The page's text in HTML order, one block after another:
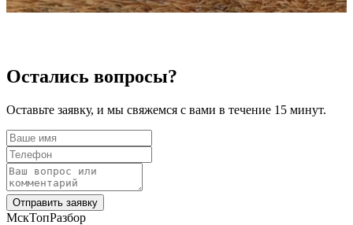
Остались вопросы?
Оставьте заявку, и мы свяжемся с вами в течение 15 минут.
Отправить заявку
МскТопРазбор